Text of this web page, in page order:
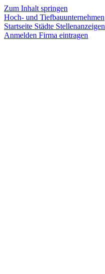
Zum Inhalt springen
Hoch- und Tiefbauunternehmen
Startseite Städte Stellenanzeigen
Anmelden Firma eintragen